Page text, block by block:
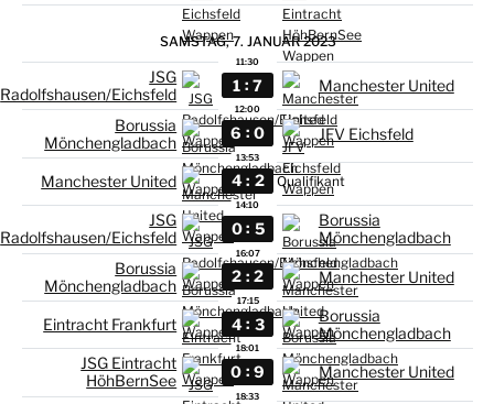
SAMSTAG, 7. JANUAR 2023
11:30
JSG
Radolfshausen/Eichsfeld
1 : 7 Manchester United
12:00
Borussia
Mönchengladbach
6 : 0 JFV Eichsfeld
13:53
Manchester United 4 : 2 Qualifikant
14:10
JSG
Radolfshausen/Eichsfeld
0 : 5
Borussia
Mönchengladbach
16:07
Borussia
Mönchengladbach
2 : 2 Manchester United
17:15
Eintracht Frankfurt 4 : 3
Borussia
Mönchengladbach
18:01
JSG Eintracht
HöhBernSee
0 : 9 Manchester United
18:33